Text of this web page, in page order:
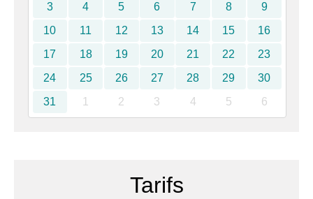
3
4 5 6 7 8
9
10
11 12 13 14 15
16
17
18 19 20 21 22
23
24
25 26 27 28 29
30
31
1 2 3 4 5 6
Tarifs